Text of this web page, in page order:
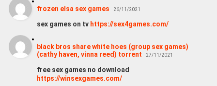
frozen elsa sex games 26/11/2021
sex games on tv https://sex4games.com/
black bros share white hoes (group sex games)
(cathy haven, vinna reed) torrent
27/11/2021
free sex games no download
https://winsexgames.com/